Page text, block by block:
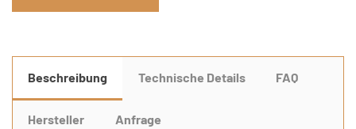
Beschreibung Technische Details FAQ
Hersteller Anfrage